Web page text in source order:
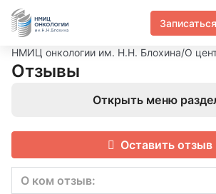
НМИЦ онкологии им. Н.Н. Блохина/О
Отзывы
Открыть меню
Оставить отзыв
О ком отзыв: